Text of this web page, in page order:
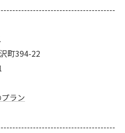
町394-22
ラン